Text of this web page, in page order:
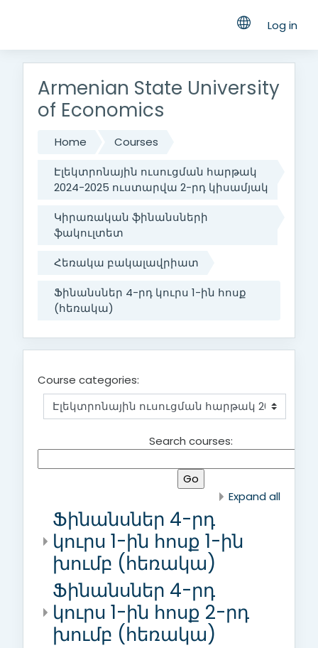
Log in
Armenian State University
of Economics
Home
Courses
Էլեկտրոնային ուսուցման հարթակ
2024-2025 ուստարվա 2-րդ կիսամյակ
Կիրառական ֆինանսների
ֆակուլտետ
Հեռակա բակալավրիատ
Ֆինանսներ 4-րդ կուրս 1-ին հոսք
(հեռակա)
Course categories:
Expand all
Ֆինանսներ 4-րդ
կուրս 1-ին հոսք 1-ին
խումբ (հեռակա)
Ֆինանսներ 4-րդ
կուրս 1-ին հոսք 2-րդ
խումբ (հեռակա)